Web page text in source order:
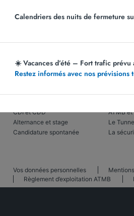
Calendriers des nuits de fermeture
☀️ Vacances d’été – Fort trafic prévu
Restez informés avec nos prévisions
sur le lien dans le bas de page de nos e-
CDI et CDD
Alternance et stage
Candidature spontanée
ATMB
Le
La
Vos données personnelles
Règlement d’exploitation ATMB